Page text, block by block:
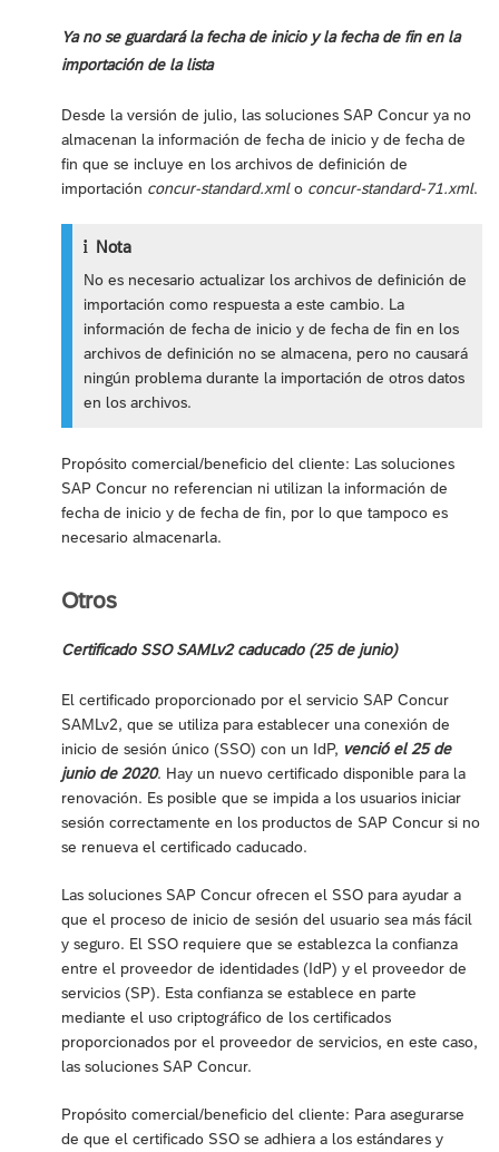
Ya no se guardará la fecha de inicio y la fecha de fin en la
importación de la lista
Desde la versión de julio, las soluciones SAP Concur ya no
almacenan la información de fecha de inicio y de fecha de
fin que se incluye en los archivos de definición de
importación concur-standard.xmlo concur-standard-71.xml.
Nota
No es necesario actualizar los archivos de definición de
importación como respuesta a este cambio. La
información de fecha de inicio y de fecha de fin en los
archivos de definición no se almacena, pero no causará
ningún problema durante la importación de otros datos
en los archivos.
Propósito comercial/beneficio del cliente: Las soluciones
SAP Concur no referencian ni utilizan la información de
fecha de inicio y de fecha de fin, por lo que tampoco es
necesario almacenarla.
Otros
Certificado SSO SAMLv2 caducado (25 de junio)
El certificado proporcionado por el servicio SAP Concur
SAMLv2, que se utiliza para establecer una conexión de
inicio de sesión único (SSO) con un IdP, venció el 25 de
junio de 2020. Hay un nuevo certificado disponible para la
renovación. Es posible que se impida a los usuarios iniciar
sesión correctamente en los productos de SAP Concur si no
se renueva el certificado caducado.
Las soluciones SAP Concur ofrecen el SSO para ayudar a
que el proceso de inicio de sesión del usuario sea más fácil
y seguro. El SSO requiere que se establezca la confianza
entre el proveedor de identidades (IdP) y el proveedor de
servicios (SP). Esta confianza se establece en parte
mediante el uso criptográfico de los certificados
proporcionados por el proveedor de servicios, en este caso,
las soluciones SAP Concur.
Propósito comercial/beneficio del cliente: Para asegurarse
de que el certificado SSO se adhiera a los estándares y